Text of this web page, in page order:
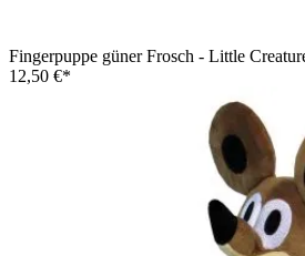
Fingerpuppe güner Frosch - Little
12,50 €*